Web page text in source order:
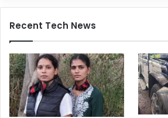
Recent Tech News